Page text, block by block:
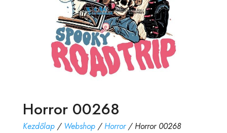
Horror 00268
Kezdőlap/ Webshop/ Horror/ Horror 00268